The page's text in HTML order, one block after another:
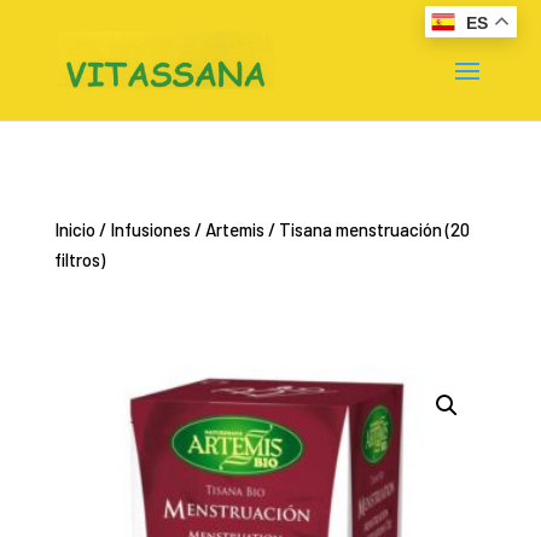
Inicio/ Infusiones /Artemis / Tisana menstruación (20
filtros)
ES